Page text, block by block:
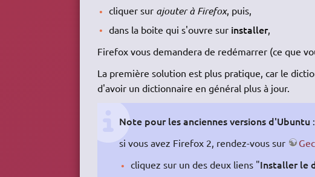
cliquer sur ajouter à Firefox, puis,
dans la boite qui s'ouvre sur installer,
Firefox vous demandera de redémarrer (ce que
La première solution est plus pratique, car le
d'avoir un dictionnaire en général plus à jour.
Note pour les anciennes versions d'Ubuntu :
si vous avez Firefox 2, rendez-vous sur
cliquez sur un des deux liens "Installer le